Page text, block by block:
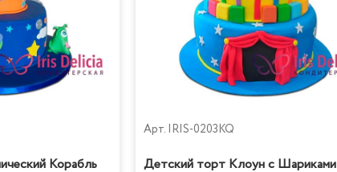
Корабль
Арт. IRIS-0203KQ
Детский торт Клоун с Шариками